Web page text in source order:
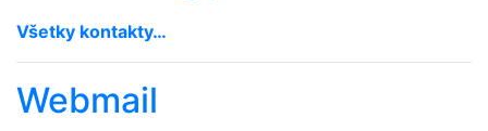
Všetky kontakty…
Webmail